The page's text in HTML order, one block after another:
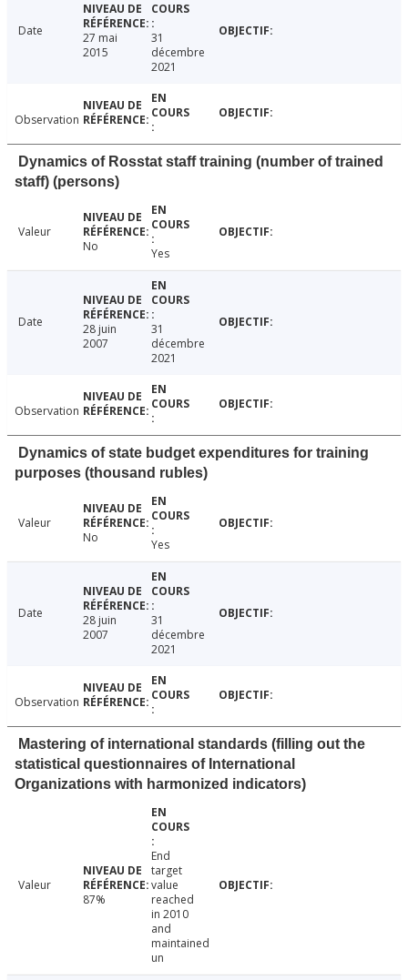
Date
27 mai
2015
31
décembre
2021
Observation
Dynamics of Rosstat staff training (number of trained
staff) (persons)
Valeur
No
Yes
Date
28 juin
2007
31
décembre
2021
Observation
Dynamics of state budget expenditures for training
purposes (thousand rubles)
Valeur
No
Yes
Date
28 juin
2007
31
décembre
2021
Observation
Mastering of international standards (filling out the
statistical questionnaires of International
Organizations with harmonized indicators)
Valeur
87%
End
target
value
reached
in 2010
and
maintained
un